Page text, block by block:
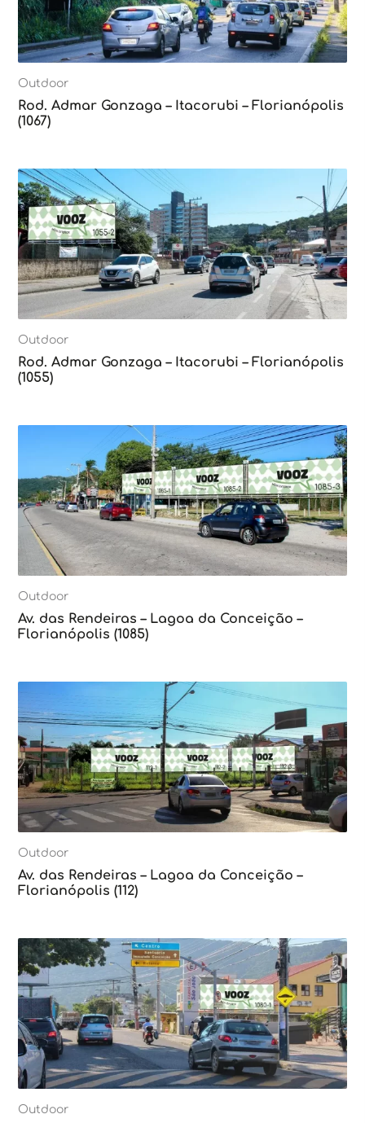
Outdoor
Rod. Admar Gonzaga – Itacorubi – Florianópolis
(1067)
Outdoor
Rod. Admar Gonzaga – Itacorubi – Florianópolis
(1055)
Outdoor
Av. das Rendeiras – Lagoa da Conceição –
Florianópolis (1085)
Outdoor
Av. das Rendeiras – Lagoa da Conceição –
Florianópolis (112)
Outdoor